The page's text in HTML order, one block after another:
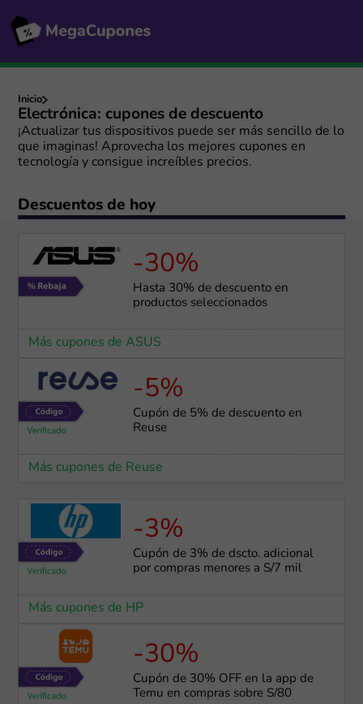
Inicio
Electrónica: cupones de descuento
¡Actualizar tus dispositivos puede ser más sencillo de lo
que imaginas! Aprovecha los mejores cupones en
tecnología y consigue increíbles precios.
Descuentos de hoy
-30%
Hasta 30% de descuento en
productos seleccionados
Más cupones de ASUS
-5%
Cupón de 5% de descuento en
Reuse
Más cupones de Reuse
-3%
Cupón de 3% de dscto. adicional
por compras menores a S/7 mil
Más cupones de HP
-30%
Cupón de 30% OFF en la app de
Temu en compras sobre S/80